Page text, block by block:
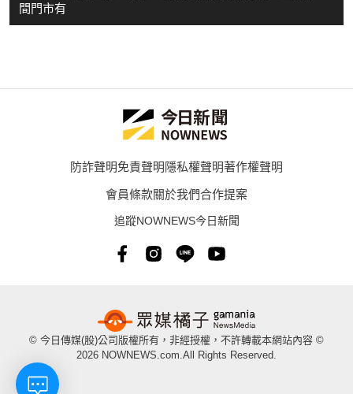
間門市有
防詐聲明免責聲明隱私權聲明著作權聲明
會員條款關於我們合作提案
追蹤NOWNEWS今日新聞
© 今日傳媒(股)公司版權所有，非經授權，不許轉載本網站內容 ©
2026 NOWNEWS.com.All Rights Reserved.